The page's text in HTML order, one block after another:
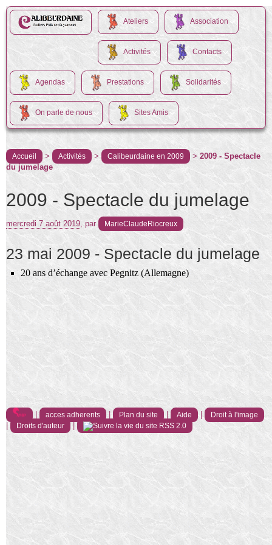
Ateliers Association
Activités Contacts
Agendas Prestations Solidarités
On parle de nous Sites Amis
Accueil > Activités > Calibeurdaine en 2009 > 2009 - Spectacle
du jumelage
2009 - Spectacle du jumelage
mercredi 7 août 2019, par MarieClaudeRiocreux
23 mai 2009 - Spectacle du jumelage
20 ans d’échange avec Pegnitz (Allemagne)
acces adherents Plan du site Aide Droit à l'image
Droits d'auteur RSS 2.0